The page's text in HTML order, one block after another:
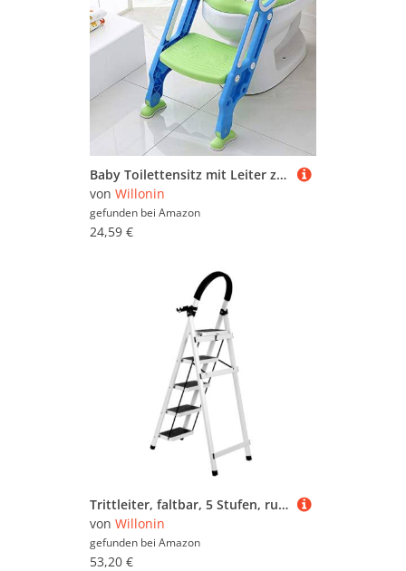
Baby Toilettensitz mit Leiter zum Erlernen der Toilette, Baby Töpfe mit Leiter, Toilettendruckminderer mit Polsterung (Blau Grün)
von Willonin
gefunden bei Amazon
24,59 €
Trittleiter, faltbar, 5 Stufen, rutschfest, multifunktional, für Haus, Küche und Außenbereich, Traglast 150 kg, große Trittleiter, faltbar, rutschfest, Weiß
von Willonin
gefunden bei Amazon
53,20 €